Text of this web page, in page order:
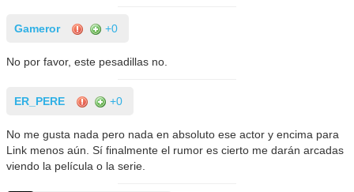
Gameror +0
No por favor, este pesadillas no.
ER_PERE +0
No me gusta nada pero nada en absoluto ese actor y encima para
Link menos aún. Sí finalmente el rumor es cierto me darán arcadas
viendo la película o la serie.